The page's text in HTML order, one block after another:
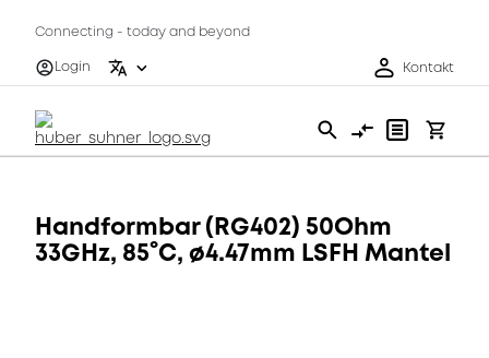
Connecting - today and beyond
Login
Kontakt
Handformbar (RG402) 50Ohm
33GHz, 85°C, ø4.47mm LSFH Mantel